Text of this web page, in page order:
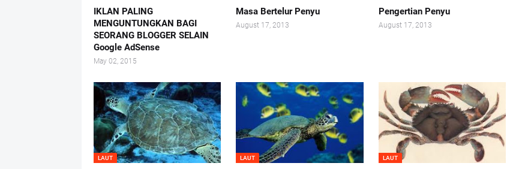
IKLAN PALING
MENGUNTUNGKAN BAGI
SEORANG BLOGGER SELAIN
Google AdSense
May 02, 2015
Masa Bertelur Penyu
August 17, 2013
Pengertian Penyu
August 17, 2013
LAUT LAUT LAUT